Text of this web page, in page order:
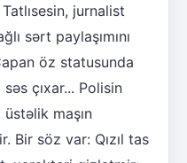
jurnalist
sərt paylaşımını
öz statusunda
çıxar... Polisin
maşın
Bir söz var: Qızıl tas